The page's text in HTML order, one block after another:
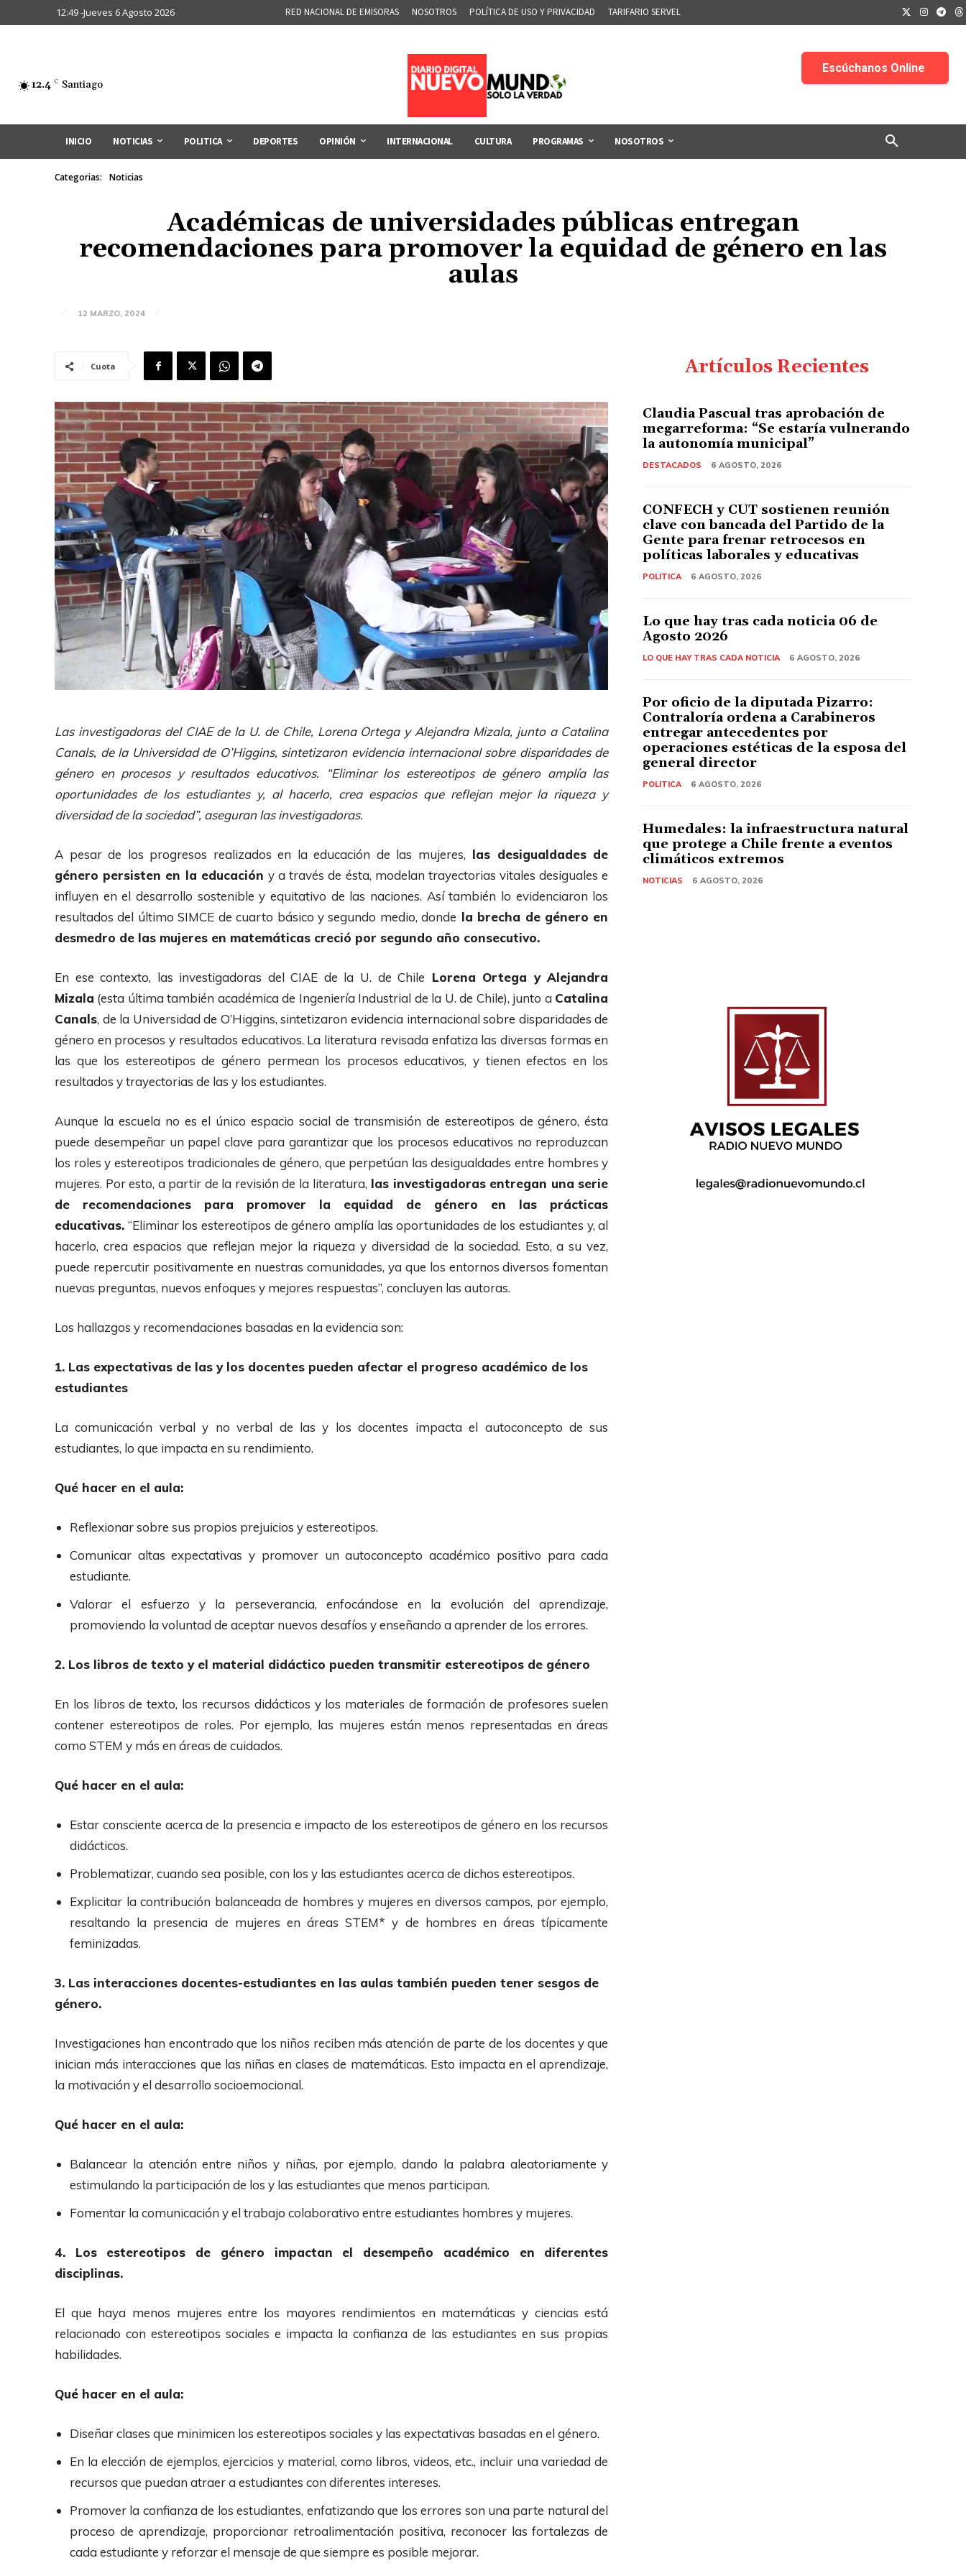
12:49 -Jueves 6 Agosto 2026 RED NACIONAL DE EMISORAS NOSOTROS POLÍTICA DE USO Y PRIVACIDAD TARIFARIO SERVEL
12.4 C Santiago
INICIO NOTICIAS POLITICA DEPORTES OPINIÓN INTERNACIONAL CULTURA PROGRAMAS NOSOTROS
Categorias: Noticias
Académicas de universidades públicas entregan
recomendaciones para promover la equidad de género en las
aulas
12 MARZO, 2024
Cuota
Las investigadoras del CIAE de la U. de Chile, Lorena Ortega y Alejandra Mizala, junto a Catalina
Canals, de la Universidad de O’Higgins, sintetizaron evidencia internacional sobre disparidades de
género en procesos y resultados educativos. “Eliminar los estereotipos de género amplía las
oportunidades de los estudiantes y, al hacerlo, crea espacios que reflejan mejor la riqueza y
diversidad de la sociedad”, aseguran las investigadoras.
A pesar de los progresos realizados en la educación de las mujeres, las desigualdades de
género persisten en la educación y a través de ésta, modelan trayectorias vitales desiguales e
influyen en el desarrollo sostenible y equitativo de las naciones. Así también lo evidenciaron los
resultados del último SIMCE de cuarto básico y segundo medio, donde la brecha de género en
desmedro de las mujeres en matemáticas creció por segundo año consecutivo.
En ese contexto, las investigadoras del CIAE de la U. de Chile Lorena Ortega y Alejandra
Mizala (esta última también académica de Ingeniería Industrial de la U. de Chile), junto a Catalina
Canals, de la Universidad de O’Higgins, sintetizaron evidencia internacional sobre disparidades de
género en procesos y resultados educativos. La literatura revisada enfatiza las diversas formas en
las que los estereotipos de género permean los procesos educativos, y tienen efectos en los
resultados y trayectorias de las y los estudiantes.
Aunque la escuela no es el único espacio social de transmisión de estereotipos de género, ésta
puede desempeñar un papel clave para garantizar que los procesos educativos no reproduzcan
los roles y estereotipos tradicionales de género, que perpetúan las desigualdades entre hombres y
mujeres. Por esto, a partir de la revisión de la literatura, las investigadoras entregan una serie
de recomendaciones para promover la equidad de género en las prácticas
educativas. “Eliminar los estereotipos de género amplía las oportunidades de los estudiantes y, al
hacerlo, crea espacios que reflejan mejor la riqueza y diversidad de la sociedad. Esto, a su vez,
puede repercutir positivamente en nuestras comunidades, ya que los entornos diversos fomentan
nuevas preguntas, nuevos enfoques y mejores respuestas”, concluyen las autoras.
Los hallazgos y recomendaciones basadas en la evidencia son:
1. Las expectativas de las y los docentes pueden afectar el progreso académico de los
estudiantes
La comunicación verbal y no verbal de las y los docentes impacta el autoconcepto de sus
estudiantes, lo que impacta en su rendimiento.
Qué hacer en el aula:
Reflexionar sobre sus propios prejuicios y estereotipos.
Comunicar altas expectativas y promover un autoconcepto académico positivo para cada
estudiante.
Valorar el esfuerzo y la perseverancia, enfocándose en la evolución del aprendizaje,
promoviendo la voluntad de aceptar nuevos desafíos y enseñando a aprender de los errores.
2. Los libros de texto y el material didáctico pueden transmitir estereotipos de género
En los libros de texto, los recursos didácticos y los materiales de formación de profesores suelen
contener estereotipos de roles. Por ejemplo, las mujeres están menos representadas en áreas
como STEM y más en áreas de cuidados.
Qué hacer en el aula:
Estar consciente acerca de la presencia e impacto de los estereotipos de género en los recursos
didácticos.
Problematizar, cuando sea posible, con los y las estudiantes acerca de dichos estereotipos.
Explicitar la contribución balanceada de hombres y mujeres en diversos campos, por ejemplo,
resaltando la presencia de mujeres en áreas STEM* y de hombres en áreas típicamente
feminizadas.
3. Las interacciones docentes-estudiantes en las aulas también pueden tener sesgos de
género.
Investigaciones han encontrado que los niños reciben más atención de parte de los docentes y que
inician más interacciones que las niñas en clases de matemáticas. Esto impacta en el aprendizaje,
la motivación y el desarrollo socioemocional.
Qué hacer en el aula:
Balancear la atención entre niños y niñas, por ejemplo, dando la palabra aleatoriamente y
estimulando la participación de los y las estudiantes que menos participan.
Fomentar la comunicación y el trabajo colaborativo entre estudiantes hombres y mujeres.
4. Los estereotipos de género impactan el desempeño académico en diferentes
disciplinas.
El que haya menos mujeres entre los mayores rendimientos en matemáticas y ciencias está
relacionado con estereotipos sociales e impacta la confianza de las estudiantes en sus propias
habilidades.
Qué hacer en el aula:
Diseñar clases que minimicen los estereotipos sociales y las expectativas basadas en el género.
En la elección de ejemplos, ejercicios y material, como libros, videos, etc., incluir una variedad de
recursos que puedan atraer a estudiantes con diferentes intereses.
Promover la confianza de los estudiantes, enfatizando que los errores son una parte natural del
proceso de aprendizaje, proporcionar retroalimentación positiva, reconocer las fortalezas de
cada estudiante y reforzar el mensaje de que siempre es posible mejorar.
Artículos Recientes
Claudia Pascual tras aprobación de
megarreforma: “Se estaría vulnerando
la autonomía municipal”
DESTACADOS 6 AGOSTO, 2026
CONFECH y CUT sostienen reunión
clave con bancada del Partido de la
Gente para frenar retrocesos en
políticas laborales y educativas
POLITICA 6 AGOSTO, 2026
Lo que hay tras cada noticia 06 de
Agosto 2026
LO QUE HAY TRAS CADA NOTICIA 6 AGOSTO, 2026
Por oficio de la diputada Pizarro:
Contraloría ordena a Carabineros
entregar antecedentes por
operaciones estéticas de la esposa del
general director
POLITICA 6 AGOSTO, 2026
Humedales: la infraestructura natural
que protege a Chile frente a eventos
climáticos extremos
NOTICIAS 6 AGOSTO, 2026